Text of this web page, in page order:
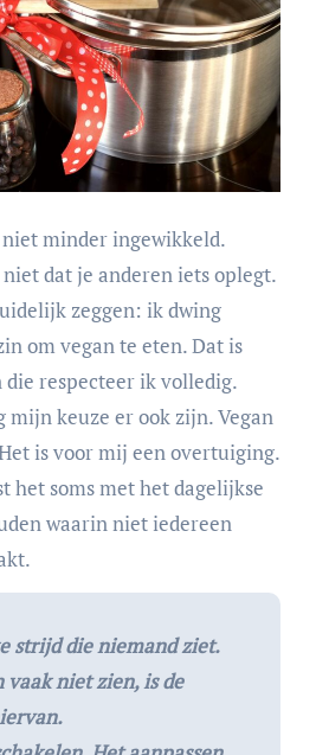
minder ingewikkeld.
dat je anderen iets oplegt.
zeggen: ik dwing
om vegan te eten. Dat is
die respecteer ik volledig.
mijn keuze er ook zijn. Vegan
is voor mij een overtuiging.
het soms met het dagelijkse
waarin niet iedereen
strijd die niemand ziet.
vaak niet zien, is de